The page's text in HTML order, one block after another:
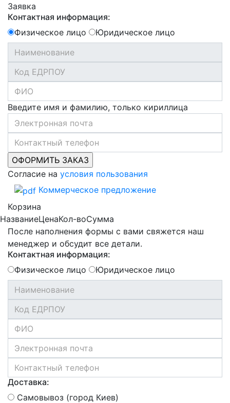
Заявка
Контактная информация:
Физическое лицо
Юридическое лицо
Введите имя и фамилию, только кириллица
Согласие на условия пользования
Коммерческое предложение
Корзина
НазваниеЦенаКол-воСумма
После наполнения формы с вами свяжется наш
менеджер и обсудит все детали.
Контактная информация:
Физическое лицо
Юридическое лицо
Доставка:
Самовывоз (город Киев)